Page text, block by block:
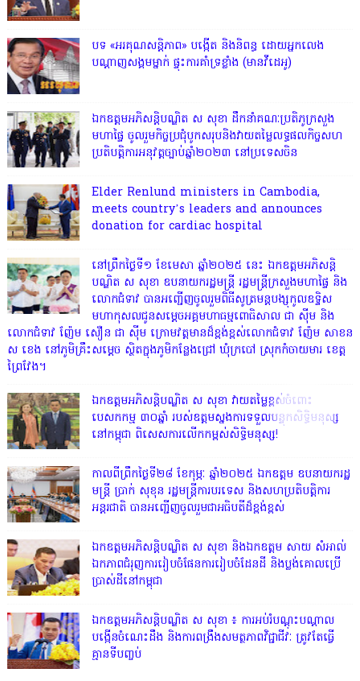
​បទ «​អរគុណ​សន្តិភាព​» បង្កើត និងនិពន្ធ ដោយអ្នកលេង
បណ្តាញសង្គមម្នាក់ ផ្ទុះការគាំទ្រខ្លាំង (មានវីដេអូ)
ឯកឧត្តមអភិសន្តិបណ្ឌិត ស សុខា ដឹកនាំគណៈប្រតិភូក្រសួង
មហាផ្ទៃ ចូលរួមកិច្ចប្រជុំបូកសរុបនិងវាយតម្លៃលទ្ធផលកិច្ចសហ
ប្រតិបត្តិការអនុវត្តច្បាប់ឆ្នាំ២០២៣ នៅប្រទេសចិន
Elder Renlund ministers in Cambodia,
meets country’s leaders and announces
donation for cardiac hospital
នៅព្រឹកថ្ងៃទី១ ខែមេសា ឆ្នាំ២០២៥ នេះ ឯកឧត្តមអភិសន្តិ
បណ្ឌិត ស សុខា ឧបនាយករដ្ឋមន្ត្រី រដ្ឋមន្ត្រីក្រសួងមហាផ្ទៃ និង
លោកជំទាវ បានអញ្ជើញចូលរួមពិធីសូត្រមន្តបង្សុកូលឧទ្ទិស
មហាកុសលជូនសម្តេចអគ្គមហាធម្មពោធិសាល ជា ស៊ីម និង
លោកជំទាវ ញ៉ែម សឿន ជា ស៊ីម ក្រោមវត្តមានដ៏ខ្ពង់ខ្ពស់លោកជំទាវ ញ៉ែម សាខន
ស ខេង នៅភូមិគ្រឹះសម្តេច ស្ថិតក្នុងភូមិកន្លែងជ្រៅ ឃុំក្របៅ ស្រុកកំចាយមារ ខេត្ត
ព្រៃវែង។
ឯកឧត្ដមអភិសន្តិបណ្ឌិត ស សុខា វាយតម្លៃខ្ពស់ចំពោះ
បេសកកម្ម ៣០ឆ្នាំ របស់ឧត្តមស្នងការទទួលបន្ទុកសិទ្ធិមនុស្ស
នៅកម្ពុជា ពិសេសការលើកកម្ពស់សិទ្ធិមនុស្ស!
កាលពីព្រឹកថ្ងៃទី២៨ ខែកុម្ភៈ ឆ្នាំ២០២៥ ឯកឧត្តម ឧបនាយករដ្ឋ
មន្ត្រី ប្រាក់ សុខុន រដ្ឋមន្ត្រីការបរទេស និងសហប្រតិបត្តិការ
អន្តរជាតិ បានអញ្ជើញចូលរួមជាអធិបតីដ៏ខ្ពង់ខ្ពស់
ឯកឧត្តមអភិសន្តិបណ្ឌិត ស សុខា និងឯកឧត្តម សាយ សំអាល់
ឯកភាពជំរុញការរៀបចំផែនការរៀបចំដែនដី និងប្លង់គោលប្រើ
ប្រាស់ដីនៅកម្ពុជា
ឯកឧត្តមអភិសន្តិបណ្ឌិត ស សុខា ៖ ការអប់រំបណ្តុះបណ្តាល
បង្កើនចំណេះដឹង និងការពង្រឹងសមត្ថភាពវិជ្ជាជីវៈ ត្រូវតែធ្វើ
គ្មានទីបញ្ចប់